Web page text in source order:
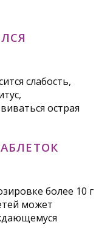
слабость,
острая
более 10 г
может